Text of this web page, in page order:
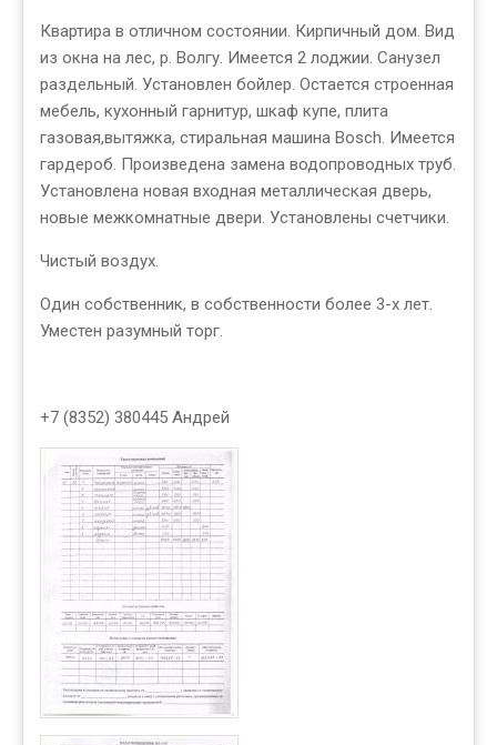
Квартира в отличном состоянии. Кирпичный дом. Вид
из окна на лес, р. Волгу. Имеется 2 лоджии. Санузел
раздельный. Установлен бойлер. Остается строенная
мебель, кухонный гарнитур, шкаф купе, плита
газовая,вытяжка, стиральная машина Bosch. Имеется
гардероб. Произведена замена водопроводных труб.
Установлена новая входная металлическая дверь,
новые межкомнатные двери. Установлены счетчики.
Чистый воздух.
Один собственник, в собственности более 3-х лет.
Уместен разумный торг.
+7 (8352) 380445 Андрей